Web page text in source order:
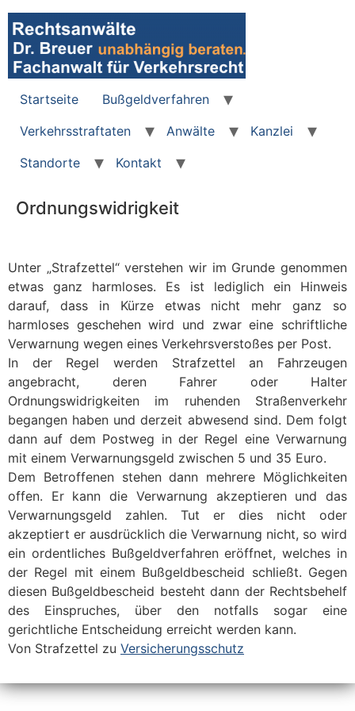
Zum
Inhalt
wechseln
Startseite
Bußgeldverfahren
Verkehrsstraftaten
Anwälte
Kanzlei
Standorte
Kontakt
Ordnungswidrigkeit
Unter „Strafzettel“ verstehen wir im Grunde genommen
etwas ganz harmloses. Es ist lediglich ein Hinweis
darauf, dass in Kürze etwas nicht mehr ganz so
harmloses geschehen wird und zwar eine schriftliche
Verwarnung wegen eines Verkehrsverstoßes per Post.
In der Regel werden Strafzettel an Fahrzeugen
angebracht, deren Fahrer oder Halter
Ordnungswidrigkeiten im ruhenden Straßenverkehr
begangen haben und derzeit abwesend sind. Dem folgt
dann auf dem Postweg in der Regel eine Verwarnung
mit einem Verwarnungsgeld zwischen 5 und 35 Euro.
Dem Betroffenen stehen dann mehrere Möglichkeiten
offen. Er kann die Verwarnung akzeptieren und das
Verwarnungsgeld zahlen. Tut er dies nicht oder
akzeptiert er ausdrücklich die Verwarnung nicht, so wird
ein ordentliches Bußgeldverfahren eröffnet, welches in
der Regel mit einem Bußgeldbescheid schließt. Gegen
diesen Bußgeldbescheid besteht dann der Rechtsbehelf
des Einspruches, über den notfalls sogar eine
gerichtliche Entscheidung erreicht werden kann.
Von Strafzettel zu Versicherungsschutz